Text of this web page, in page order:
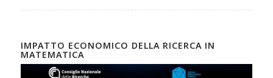
IMPATTO ECONOMICO DELLA RICERCA IN
MATEMATICA